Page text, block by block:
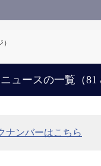
ュースの一覧（81
ナンバーはこちら